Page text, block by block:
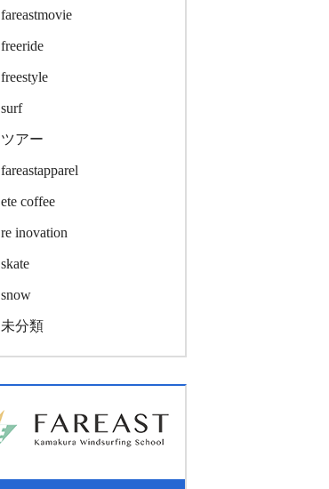
fareastmovie
freeride
freestyle
surf
ツアー
fareastapparel
ete coffee
re inovation
skate
snow
未分類